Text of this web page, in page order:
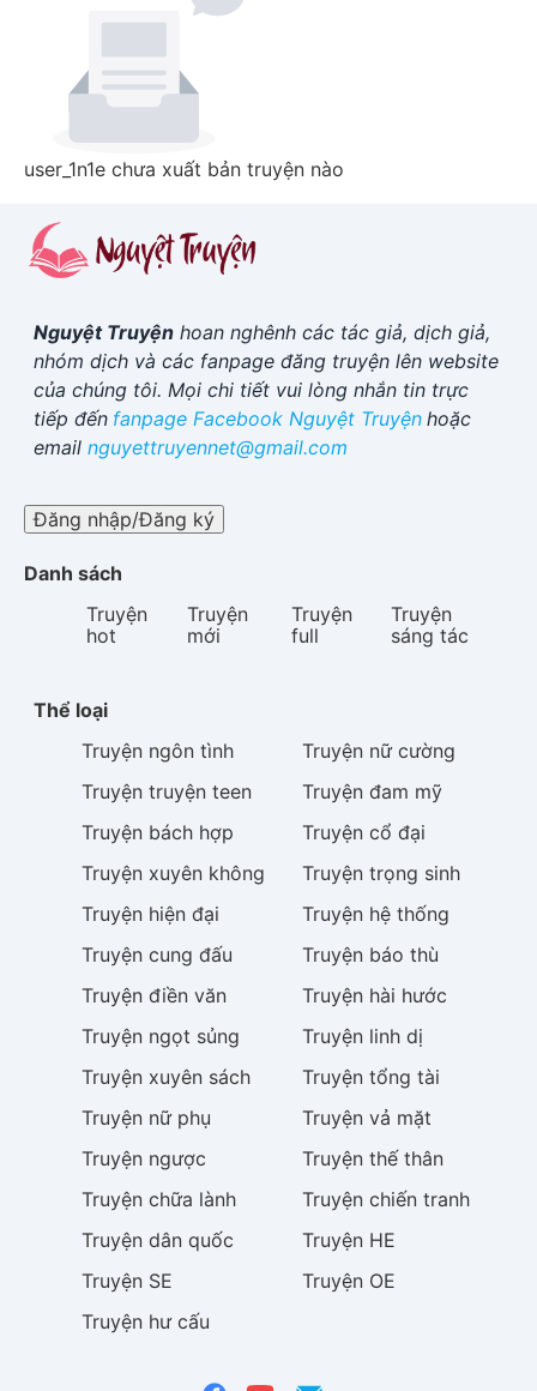
user_1n1e chưa xuất bản truyện nào
Nguyệt Truyện hoan nghênh các tác giả, dịch giả,
nhóm dịch và các fanpage đăng truyện lên website
của chúng tôi. Mọi chi tiết vui lòng nhắn tin trực
tiếp đến fanpage Facebook Nguyệt Truyện hoặc
email nguyettruyennet@gmail.com
Đăng nhập/Đăng ký
Danh sách
Truyện
hot
Truyện
mới
Truyện
full
Truyện
sáng tác
Thể loại
Truyện ngôn tình Truyện nữ cường
Truyện truyện teen Truyện đam mỹ
Truyện bách hợp Truyện cổ đại
Truyện xuyên không Truyện trọng sinh
Truyện hiện đại Truyện hệ thống
Truyện cung đấu Truyện báo thù
Truyện điền văn Truyện hài hước
Truyện ngọt sủng Truyện linh dị
Truyện xuyên sách Truyện tổng tài
Truyện nữ phụ Truyện vả mặt
Truyện ngược Truyện thế thân
Truyện chữa lành Truyện chiến tranh
Truyện dân quốc Truyện HE
Truyện SE Truyện OE
Truyện hư cấu